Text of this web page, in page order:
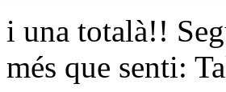
i una totalà!!
més que senti: